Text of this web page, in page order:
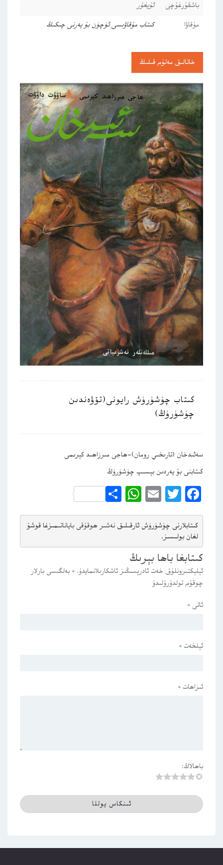
باشقۇرغۇچى
ئۇيغۇر
مۇقاۋا
كىتاب مۇقاۋىسى ئۈچۈن بۇ يەرنى چىكىڭ
خاتالىق مەلۇم قىلىڭ
كىتاب چۈشۈرۈش رايونى(تۆۋەندىن
چۈشۈرۈڭ)
سەئىدخان (تارىخىي رومان)-ھاجى مىرزاھىد كېرىمى
كىتابنى بۇ يەردىن بېسىپ چۈشۈرۈڭ
Facebook
Twitter
Email
WhatsApp
Share
كىتابلارنى چۈشۈرۈش ئارقىلىق نەشىر ھوقۇقى باياناتىمىزغا قوشۇ
لغان بولىسىز.
كىتابغا باھا بېرىڭ
ئېلېكتىرونلۇق خەت ئادرېسىڭىز ئاشكارىلانمايدۇ. * بەلگىسى بارلار
چوقۇم تولدۇرۇلىدۇ
ئاتى *
ئېلخەت *
ئىزاھات *
باھالاڭ: